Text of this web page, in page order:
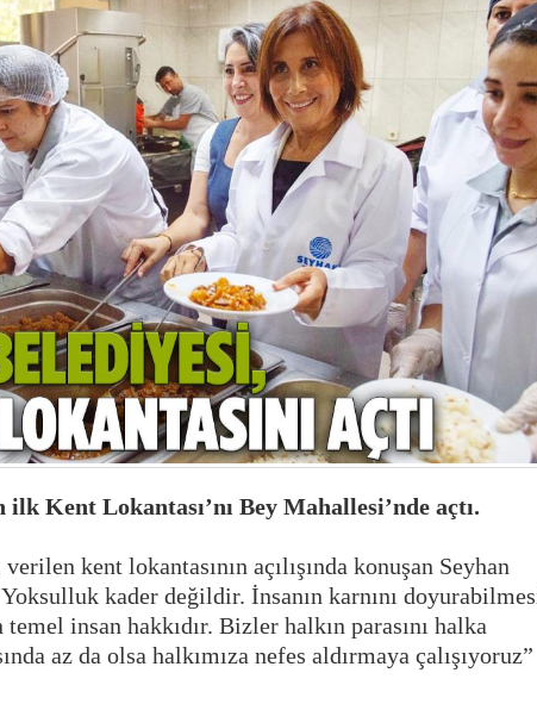
ilk Kent Lokantası’nı Bey Mahallesi’nde açtı.
kent lokantasının açılışında konuşan Seyhan
kader değildir. İnsanın karnını
insan hakkıdır. Bizler halkın parasını halka
az da olsa halkımıza nefes aldırmaya çalışıyoruz”